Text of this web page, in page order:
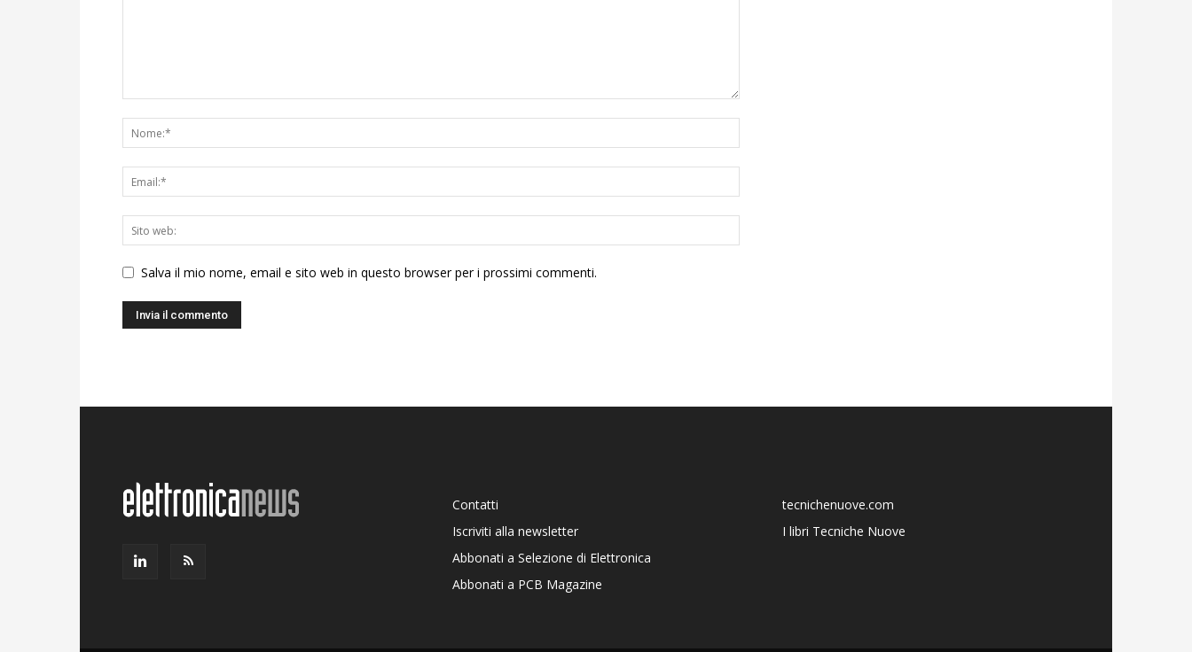
Salva il mio nome, email e sito web in questo browser per i prossimi commenti.
Contatti
Iscriviti alla newsletter
Abbonati a Selezione di Elettronica
Abbonati a PCB Magazine
tecnichenuove.com
I libri Tecniche Nuove